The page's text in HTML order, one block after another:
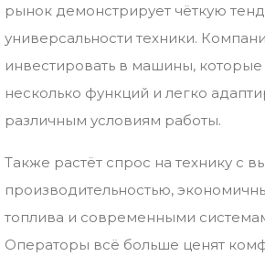
рынок демонстрирует чёткую
универсальности техники.
инвестировать в машины, которые
несколько функций и легко
различным условиям работы.
Также растёт спрос на технику с
производительностью,
топлива и современными
Операторы всё больше ценят